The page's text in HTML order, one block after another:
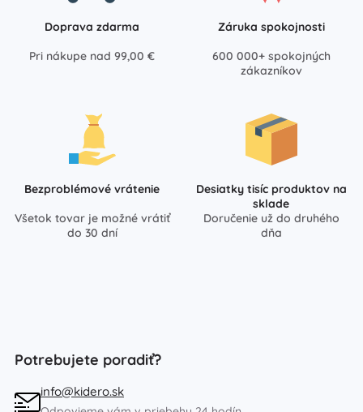
Doprava zdarma
Pri nákupe nad 99,00 €
Záruka spokojnosti
600 000+ spokojných
zákazníkov
Bezproblémové vrátenie
Všetok tovar je možné vrátiť
do 30 dní
Desiatky tisíc produktov na
sklade
Doručenie už do druhého
dňa
Potrebujete poradiť?
info@kidero.sk